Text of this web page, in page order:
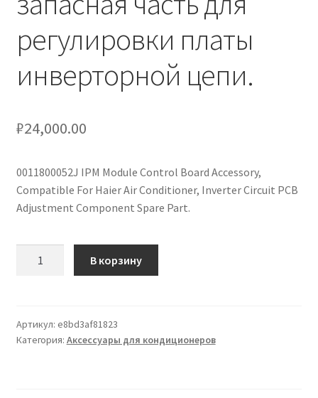
кондиционеров по оптовым ценам, ниже рыночных
Продажа кондиционеров
Проектирование систем вентиляции и
Сервисное обслуживание кондиционеров
Средства для чистки кондиционеров
регулировки платы
инверторной цепи.
₽24,000.00
0011800052J IPM Module Control Board Accessory,
Compatible For Haier Air Conditioner, Inverter Circuit PCB
Adjustment Component Spare Part.
управления
модулем
В корзину
Артикул: e8bd3af81823
Категория: Аксессуары для кондиционеров